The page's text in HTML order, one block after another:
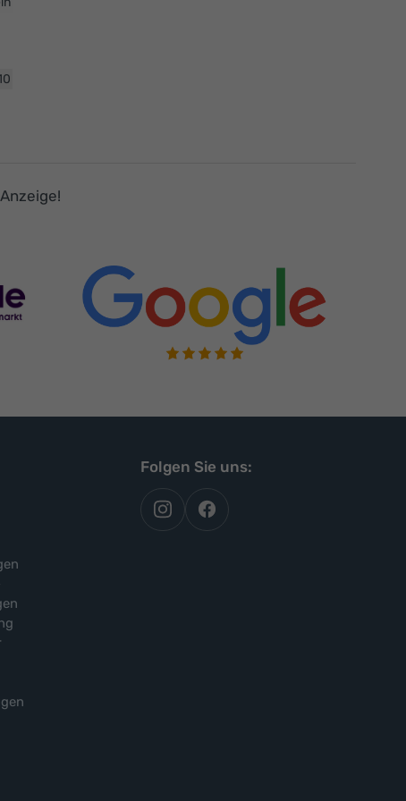
Folgen Sie uns:
autoflex
auf
autoflex24
auf